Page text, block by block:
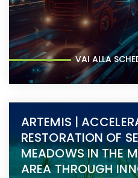
VAI ALLA
ARTEMIS |
RESTORATION OF
MEADOWS IN THE
AREA THROUGH